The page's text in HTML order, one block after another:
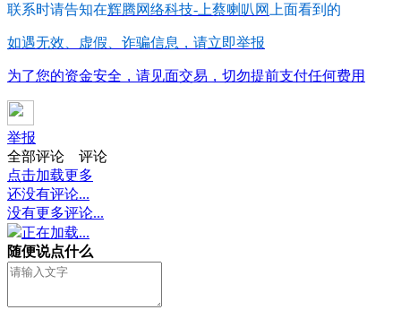
联系时请告知在辉腾网络科技-上蔡喇叭网 上面看到的
如遇无效、虚假、诈骗信息，请立即举报
为了您的资金安全，请见面交易，切勿提前支付任何费用
举报
全部评论
评论
点击加载更多
还没有评论...
没有更多评论...
正在加载...
随便说点什么